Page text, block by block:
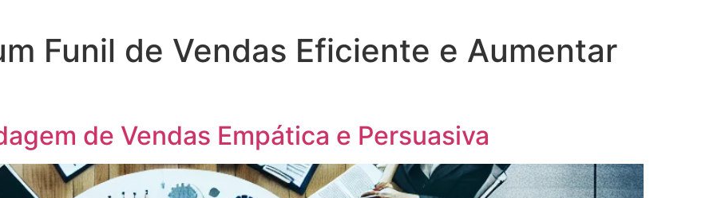
Funil de Vendas Eficiente e Aumentar
de Vendas Empática e Persuasiva